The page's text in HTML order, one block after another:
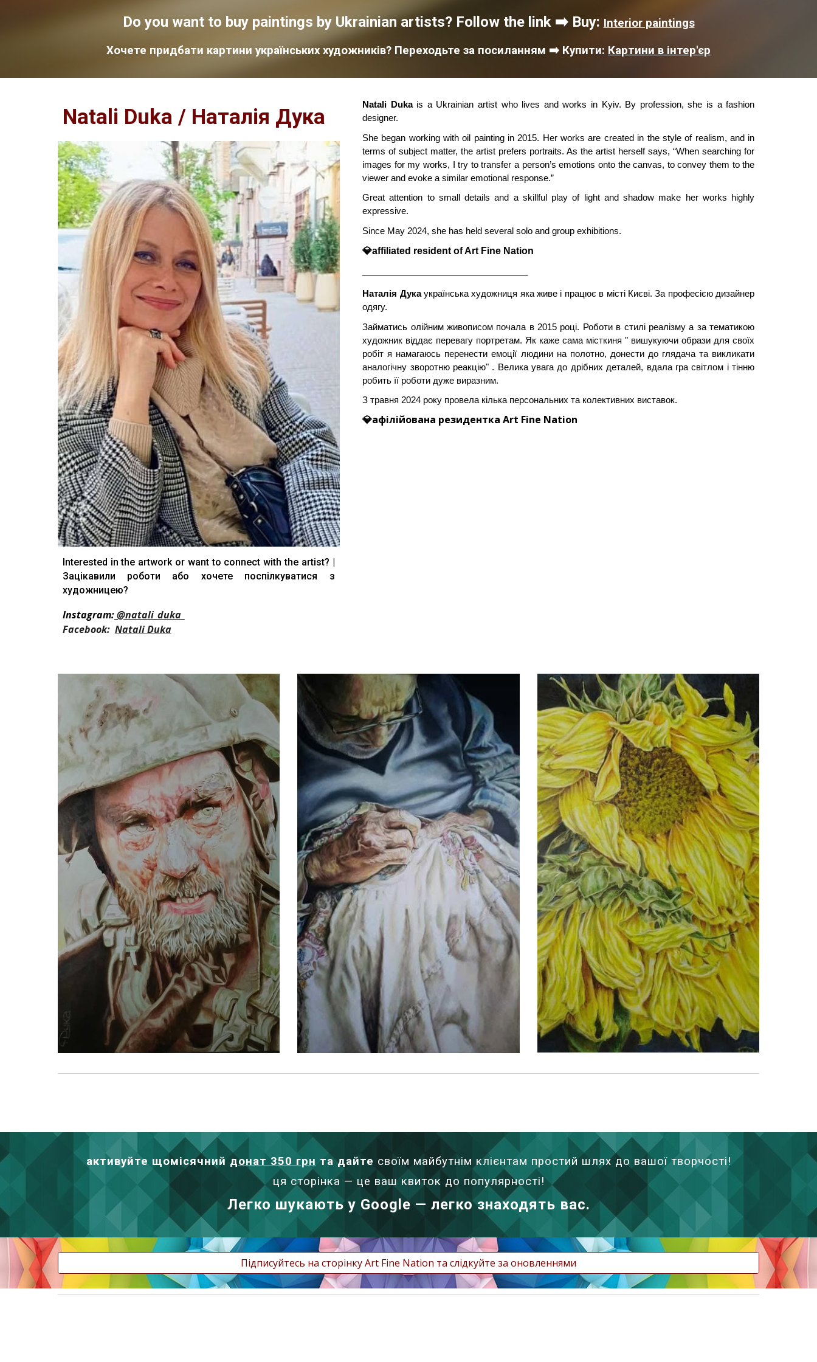
Do you want to buy paintings by Ukrainian artists? Follow the link ➡️ Buy: Interior paintings
Хочете придбати картини українських художників? Переходьте за посиланням ➡️ Купити: Картини в інтер'єр
Natali Duka / Наталія Дука
Interested in the artwork or want to connect with the artist? |
Зацікавили роботи або хочете поспілкуватися з
художницею?
Instagram:@natali_duka_
Facebook: Natali Duka
Natali Dukais a Ukrainian artist who lives and works in Kyiv. By profession, she is a fashion
designer.
She began working with oil painting in 2015. Her works are created in the style of realism, and in
terms of subject matter, the artist prefers portraits. As the artist herself says, “When searching for
images for my works, I try to transfer a person’s emotions onto the canvas, to convey them to the
viewer and evoke a similar emotional response.”
Great attention to small details and a skillful play of light and shadow make her works highly
expressive.
Since May 2024, she has held several solo and group exhibitions.
💎affiliated resident of Art Fine Nation
Наталія Дукаукраїнська художниця яка живе і працює в місті Києві. За професією дизайнер
одягу.
Займатись олійним живописом почала в 2015 році. Роботи в стилі реалізму а за тематикою
художник віддає перевагу портретам. Як каже сама місткиня " вишукуючи образи для своїх
робіт я намагаюсь перенести емоції людини на полотно, донести до глядача та викликати
аналогічну зворотню реакцію" . Велика увага до дрібних деталей, вдала гра світлом і тінню
робить її роботи дуже виразним.
З травня 2024 року провела кілька персональних та колективних виставок.
💎афілійована резиденткаArt Fine Nation
активуйте щомісячний донат 350 грн та дайте своїм майбутнім клієнтам простий шлях до вашої творчості!
ця сторінка — це ваш квиток до популярності!
Легко шукають у Google — легко знаходять вас.
Підписуйтесь на сторінку Art Fine Nation та слідкуйте за оновленнями